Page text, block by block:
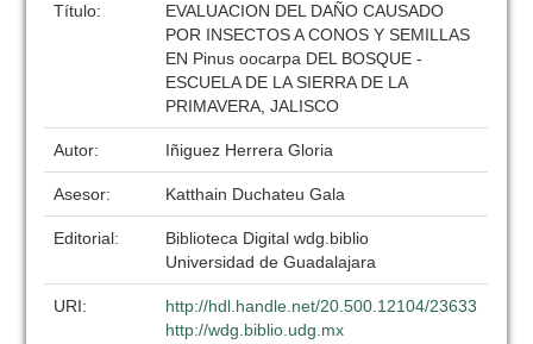
Título:
EVALUACION DEL DAÑO CAUSADO
POR INSECTOS A CONOS Y SEMILLAS
EN Pinus oocarpa DEL BOSQUE -
ESCUELA DE LA SIERRA DE LA
PRIMAVERA, JALISCO
Autor: Iñiguez Herrera Gloria
Asesor: Katthain Duchateu Gala
Editorial:
Biblioteca Digital wdg.biblio
Universidad de Guadalajara
URI:
http://hdl.handle.net/20.500.12104/23633
http://wdg.biblio.udg.mx